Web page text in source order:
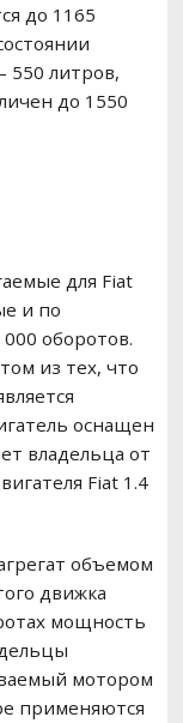
до 1165
550 литров,
до 1550
для Fiat
и по
оборотов.
из тех, что
оснащен
владельца от
Fiat 1.4
объемом
движка
мощность
мотором
применяются